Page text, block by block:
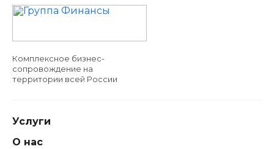
Комплексное бизнес-
сопровождение на
территории всей России
Услуги
О нас